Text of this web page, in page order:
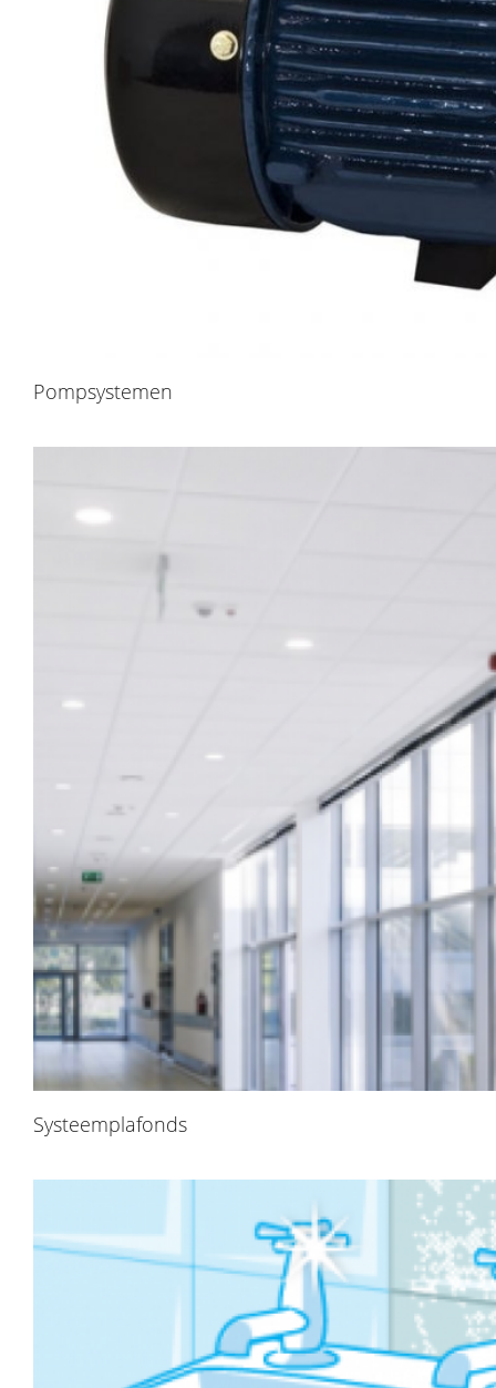
Pompsystemen
Systeemplafonds